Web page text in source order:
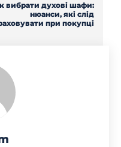
вибрати духові шафи:
нюанси, які слід
при покупці